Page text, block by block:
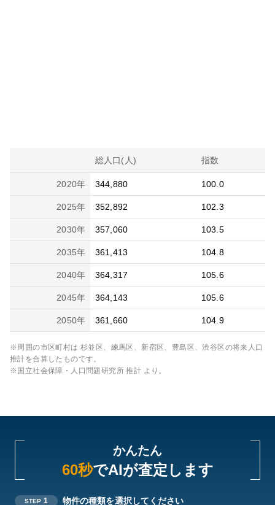
総人口(人) 指数
2020年 344,880 100.0
2025年 352,892 102.3
2030年 357,060 103.5
2035年 361,413 104.8
2040年 364,317 105.6
2045年 364,143 105.6
2050年 361,660 104.9
※周囲の市区町村は 杉並区、練馬区、新宿区、豊島区、渋谷区の将来人口
推計を合算したものです。
※国立社会保障・人口問題研究所 推計 より。
かんたん
60秒でAIが査定します
STEP 1 物件の種類を選択してください